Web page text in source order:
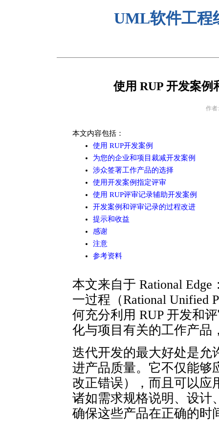
UML软件工程
使用 RUP 开发案例
作者
本文内容包括：
使用 RUP开发案例
为您的企业和项目裁减开发案例
涉众签署工作产品的选择
使用开发案例指定评审
使用 RUP评审记录辅助开发案例
开发案例和评审记录的过程改进
提示和收益
感谢
注意
参考资料
本文来自于 Rational
一过程（Rational Unified
何充分利用 RUP 开发和
化与项目有关的工作产品
迭代开发的最大好处是允
进产品质量。它不仅能够
改正错误），而且可以应
诸如需求规格说明、设计
确保这些产品在正确的时